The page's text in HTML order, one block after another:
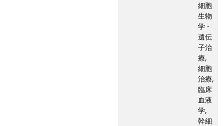
細胞
生物
学 -
遺伝
子治
療,
細胞
治療,
臨床
血液
学,
幹細